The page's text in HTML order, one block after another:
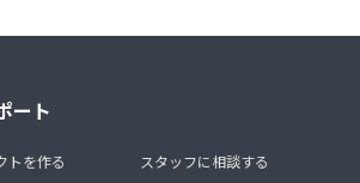
ート
トを作る
スタッフに相談する